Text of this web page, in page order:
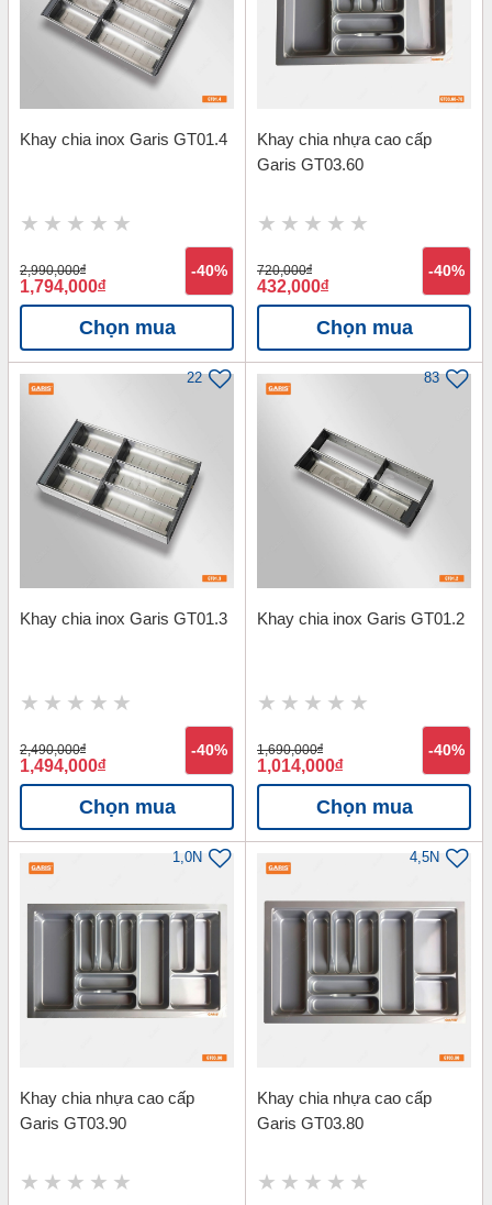
Khay chia inox Garis GT01.4
2,990,000đ
1,794,000đ
-40%
Chọn mua
Khay chia nhựa cao cấp
Garis GT03.60
720,000đ
432,000đ
-40%
Chọn mua
22
Khay chia inox Garis GT01.3
2,490,000đ
1,494,000đ
-40%
Chọn mua
83
Khay chia inox Garis GT01.2
1,690,000đ
1,014,000đ
-40%
Chọn mua
1,0N
Khay chia nhựa cao cấp
Garis GT03.90
4,5N
Khay chia nhựa cao cấp
Garis GT03.80